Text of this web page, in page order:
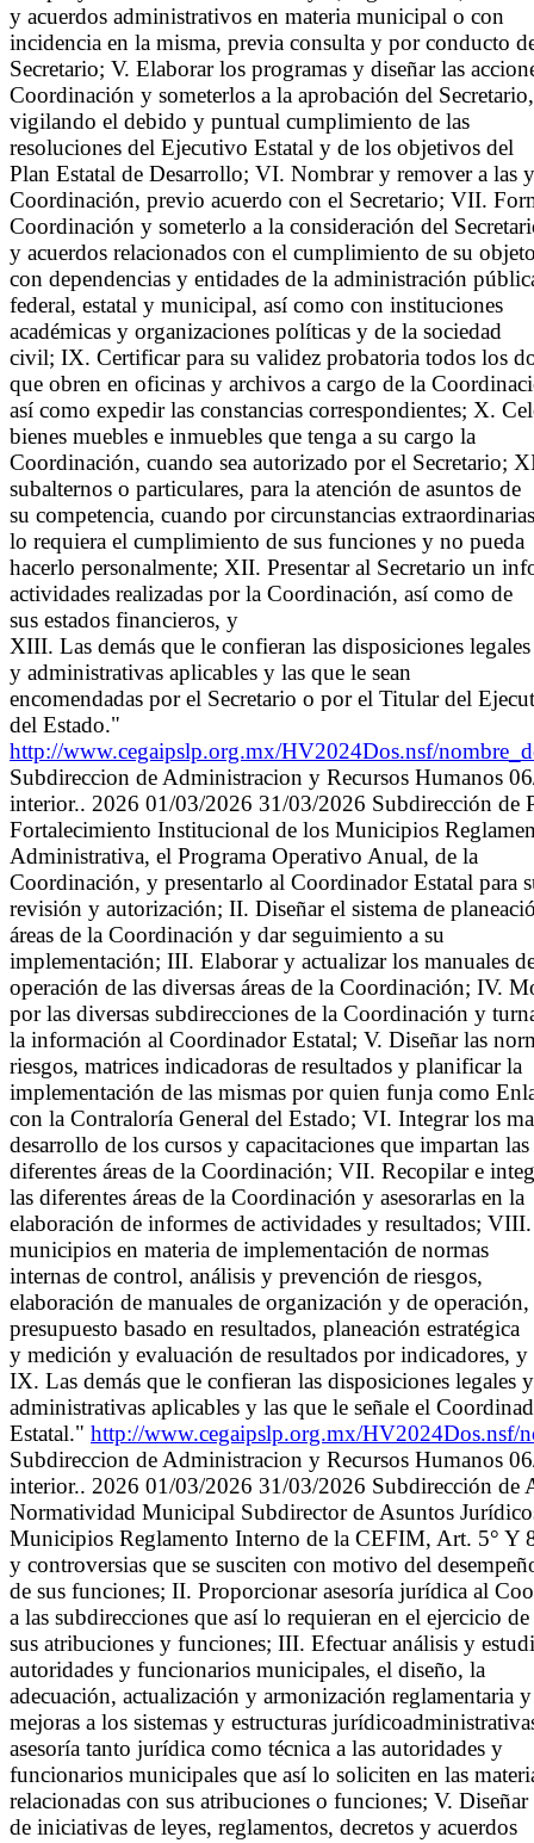
y acuerdos administrativos en materia municipal o con
incidencia en la misma, previa consulta y por conducto
Secretario; V. Elaborar los programas y diseñar las
Coordinación y someterlos a la aprobación del Secretario,
vigilando el debido y puntual cumplimiento de las
resoluciones del Ejecutivo Estatal y de los objetivos del
Plan Estatal de Desarrollo; VI. Nombrar y remover a las
Coordinación, previo acuerdo con el Secretario; VII.
Coordinación y someterlo a la consideración del
y acuerdos relacionados con el cumplimiento de su
con dependencias y entidades de la administración
federal, estatal y municipal, así como con instituciones
académicas y organizaciones políticas y de la sociedad
civil; IX. Certificar para su validez probatoria todos los
que obren en oficinas y archivos a cargo de la
así como expedir las constancias correspondientes; X.
bienes muebles e inmuebles que tenga a su cargo la
Coordinación, cuando sea autorizado por el Secretario;
subalternos o particulares, para la atención de asuntos de
su competencia, cuando por circunstancias extraordinarias
lo requiera el cumplimiento de sus funciones y no pueda
hacerlo personalmente; XII. Presentar al Secretario un
actividades realizadas por la Coordinación, así como de
sus estados financieros, y
XIII. Las demás que le confieran las disposiciones legales
y administrativas aplicables y las que le sean
encomendadas por el Secretario o por el Titular del
del Estado."
http://www.cegaipslp.org.mx/HV2024Dos.nsf/
Subdireccion de Administracion y Recursos Humanos
interior.. 2026 01/03/2026 31/03/2026 Subdirección de
Fortalecimiento Institucional de los Municipios
Administrativa, el Programa Operativo Anual, de la
Coordinación, y presentarlo al Coordinador Estatal para
revisión y autorización; II. Diseñar el sistema de
áreas de la Coordinación y dar seguimiento a su
implementación; III. Elaborar y actualizar los manuales
operación de las diversas áreas de la Coordinación; IV.
por las diversas subdirecciones de la Coordinación y
la información al Coordinador Estatal; V. Diseñar las
riesgos, matrices indicadoras de resultados y planificar la
implementación de las mismas por quien funja como
con la Contraloría General del Estado; VI. Integrar los
desarrollo de los cursos y capacitaciones que impartan las
diferentes áreas de la Coordinación; VII. Recopilar e
las diferentes áreas de la Coordinación y asesorarlas en la
elaboración de informes de actividades y resultados;
municipios en materia de implementación de normas
internas de control, análisis y prevención de riesgos,
elaboración de manuales de organización y de operación,
presupuesto basado en resultados, planeación estratégica
y medición y evaluación de resultados por indicadores, y
IX. Las demás que le confieran las disposiciones legales y
administrativas aplicables y las que le señale el
Estatal." http://www.cegaipslp.org.mx/
Subdireccion de Administracion y Recursos Humanos
interior.. 2026 01/03/2026 31/03/2026 Subdirección
Normatividad Municipal Subdirector de Asuntos
Municipios Reglamento Interno de la CEFIM, Art. 5° Y
y controversias que se susciten con motivo del
de sus funciones; II. Proporcionar asesoría jurídica al
a las subdirecciones que así lo requieran en el ejercicio de
sus atribuciones y funciones; III. Efectuar análisis y
autoridades y funcionarios municipales, el diseño, la
adecuación, actualización y armonización reglamentaria y
mejoras a los sistemas y estructuras
asesoría tanto jurídica como técnica a las autoridades y
funcionarios municipales que así lo soliciten en las
relacionadas con sus atribuciones o funciones; V.
de iniciativas de leyes, reglamentos, decretos y acuerdos